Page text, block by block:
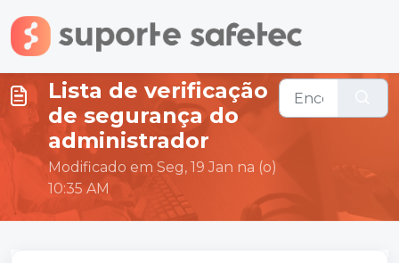
Ir para o conteúdo principal
Lista de verificação
de segurança do
administrador
Modificado em Seg, 19 Jan na (o)
10:35 AM